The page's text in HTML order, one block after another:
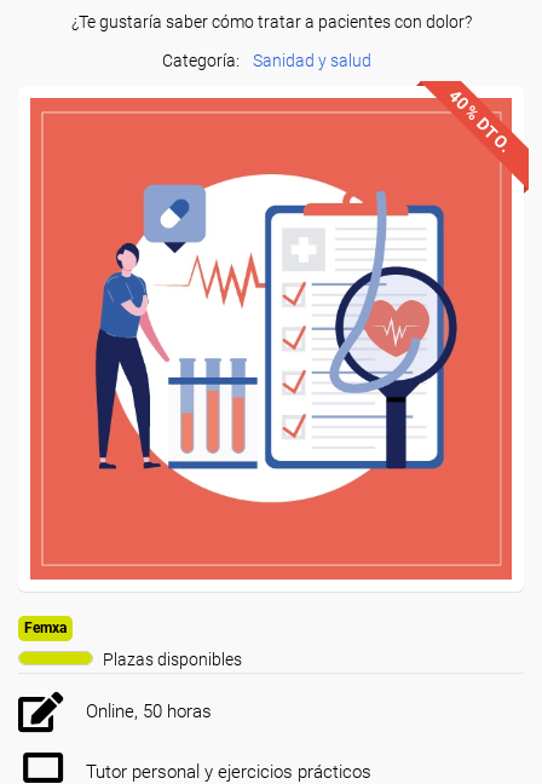
¿Te gustaría saber cómo tratar a pacientes con dolor?
Categoría:
Sanidad y salud
40% DTO.
Femxa
Plazas disponibles
Online, 50 horas
Tutor personal y ejercicios prácticos